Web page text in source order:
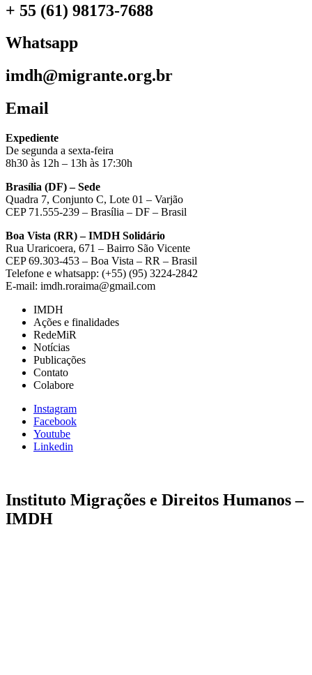
+ 55 (61) 98173-7688
Whatsapp
imdh@migrante.org.br
Email
Expediente
De segunda a sexta-feira
8h30 às 12h – 13h às 17:30h
Brasília (DF) – Sede
Quadra 7, Conjunto C, Lote 01 – Varjão
CEP 71.555-239 – Brasília – DF – Brasil
Boa Vista (RR) – IMDH Solidário
Rua Uraricoera, 671 – Bairro São Vicente
CEP 69.303-453 – Boa Vista – RR – Brasil
Telefone e whatsapp: (+55) (95) 3224-2842
E-mail: imdh.roraima@gmail.com
IMDH
Ações e finalidades
RedeMiR
Notícias
Publicações
Contato
Colabore
Instagram
Facebook
Youtube
Linkedin
Instituto Migrações e Direitos Humanos –
IMDH